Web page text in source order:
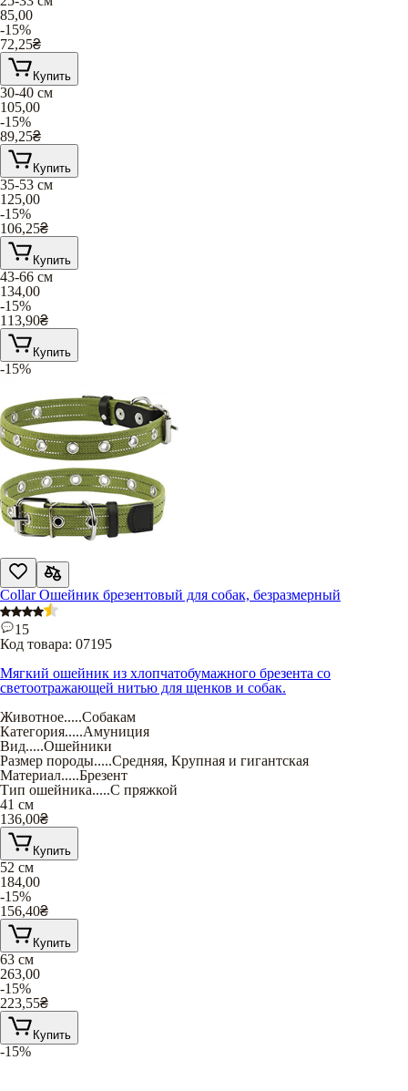
85,00
-15%
72,25₴
Купить
30-40 см
105,00
-15%
89,25₴
Купить
35-53 см
125,00
-15%
106,25₴
Купить
43-66 см
134,00
-15%
113,90₴
Купить
-15%
Collar Ошейник брезентовый для собак, безразмерный
15
Код товара: 07195
Мягкий ошейник из хлопчатобумажного брезента со
светоотражающей нитью для щенков и собак.
Животное.....Собакам
Категория.....Амуниция
Вид.....Ошейники
Размер породы.....Средняя, Крупная и гигантская
Материал.....Брезент
Тип ошейника.....С пряжкой
41 см
136,00₴
Купить
52 см
184,00
-15%
156,40₴
Купить
63 см
263,00
-15%
223,55₴
Купить
-15%